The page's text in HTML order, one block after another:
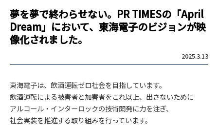
夢を夢で終わらせない。PR TIMESの「April
Dream」において、東海電子のビジョンが映
像化されました。
2025.3.13
東海電子は、飲酒運転ゼロ社会を目指しています。
飲酒運転による被害者と加害者をこれ以上、出さないために
アルコール・インターロックの技術開発に力を注ぎ、
社会実装を推進する取り組みを行っています。